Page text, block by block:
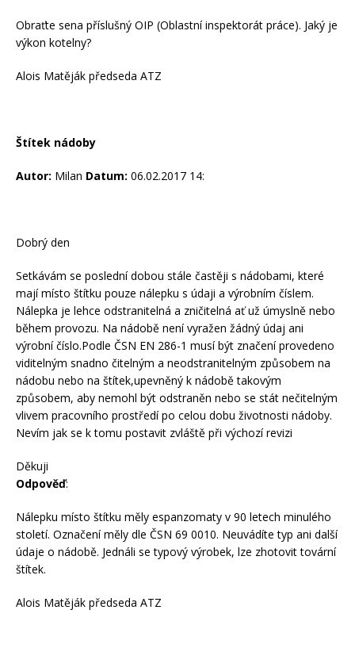
Obraťte sena příslušný OIP (Oblastní inspektorát práce). Jaký je
výkon kotelny?
Alois Matěják předseda ATZ
Štítek nádoby
Autor: Milan Datum: 06.02.2017 14:
Dobrý den
Setkávám se poslední dobou stále častěji s nádobami, které
mají místo štítku pouze nálepku s údaji a výrobním číslem.
Nálepka je lehce odstranitelná a zničitelná ať už úmyslně nebo
během provozu. Na nádobě není vyražen žádný údaj ani
výrobní číslo.Podle ČSN EN 286-1 musí být značení provedeno
viditelným snadno čitelným a neodstranitelným způsobem na
nádobu nebo na štítek,upevněný k nádobě takovým
způsobem, aby nemohl být odstraněn nebo se stát nečitelným
vlivem pracovního prostředí po celou dobu životnosti nádoby.
Nevím jak se k tomu postavit zvláště při výchozí revizi
Děkuji
Odpověď:
Nálepku místo štítku měly espanzomaty v 90 letech minulého
století. Označení měly dle ČSN 69 0010. Neuvádíte typ ani další
údaje o nádobě. Jednáli se typový výrobek, lze zhotovit tovární
štítek.
Alois Matěják předseda ATZ